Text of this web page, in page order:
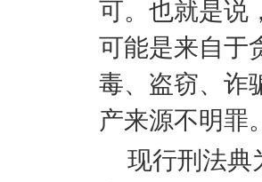
可。也就是说
可能是来自于
毒、盗窃、诈
产来源不明罪
现行刑法典